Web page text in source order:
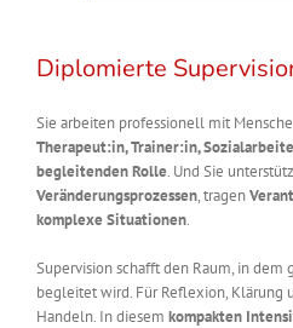
Diplomierte
Sie arbeiten professionell mit
Therapeut:in, Trainer:in,
begleitenden Rolle. Und Sie
Veränderungsprozessen, tragen
komplexe Situationen.
Supervision schafft den Raum, in
begleitet wird. Für Reflexion, Klärung
Handeln. In diesem kompakten